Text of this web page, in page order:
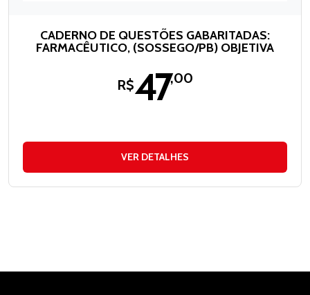
CADERNO DE QUESTÕES GABARITADAS:
FARMACÊUTICO, (SOSSEGO/PB) OBJETIVA
R$47,00
VER DETALHES